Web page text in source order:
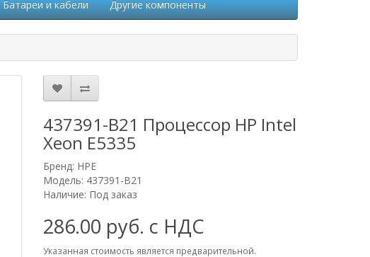
Батареи и кабели Другие компоненты
437391-B21 Процессор HP Intel
Xeon E5335
Бренд: HPE
Модель: 437391-B21
Наличие: Под заказ
286.00 руб. с НДС
Указанная стоимость является предварительной.